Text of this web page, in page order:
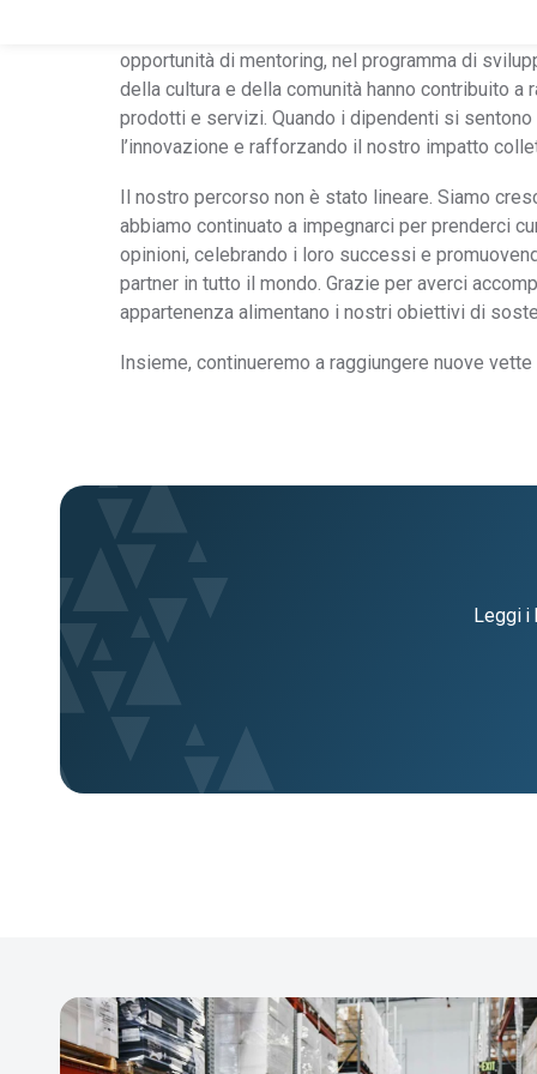
opportunità di mentoring, nel programma di
della cultura e della comunità hanno contribuito
prodotti e servizi. Quando i dipendenti si
l’innovazione e rafforzando il nostro impatto
Il nostro percorso non è stato lineare. Siamo
abbiamo continuato a impegnarci per prenderci
opinioni, celebrando i loro successi e
partner in tutto il mondo. Grazie per averci
appartenenza alimentano i nostri obiettivi di
Insieme, continueremo a raggiungere nuove
Leggi i